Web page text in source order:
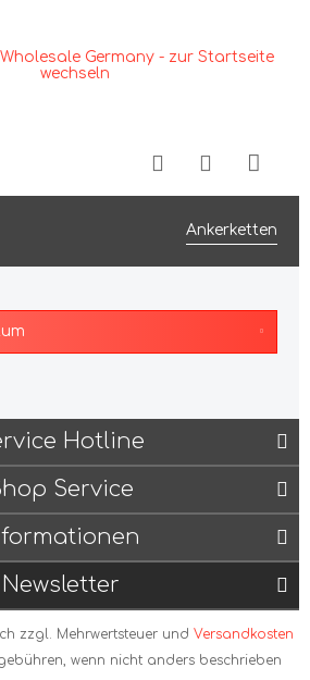
Ankerketten
Hotline
Service
Newsletter
zzgl. Mehrwertsteuer und Versandkosten
wenn nicht anders beschrieben